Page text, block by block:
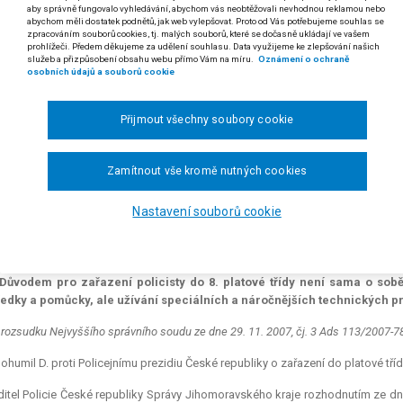
2007
č. 143/1992 Sb., o platu a odměně za pracovní pohotovost v
předpisů (v textu též "zákon o platu")
3 nařízení vlády č. 330/2003 Sb., o platových poměrech zaměstnanců ve
vlády č. 469/2002 Sb., kterým se stanoví katalog prací a
technických prostředků a pomůcek uvedených v 8.
službách a správě, se rozumí využívání speciálních
pro zařazení policisty do 8. platové třídy není sama o
a pomůcky, ale užívání speciálních a náročnějších technických
Nejvyššího správního soudu ze dne 29. 11. 2007, čj. 3 Ads 113/2007-
D. proti Policejnímu prezidiu České republiky o zařazení do platové
Policie České republiky Správy Jihomoravského kraje rozhodnutím ze
aby správně fungovalo vyhledávání, abychom vás neobtěžovali nevhodnou reklamou nebo
abychom měli dostatek podnětů, jak web vylepšovat. Proto od Vás potřebujeme souhlas se
zpracováním souborů cookies, tj. malých souborů, které se dočasně ukládají ve vašem
prohlížeči. Předem děkujeme za udělení souhlasu. Data využijeme ke zlepšování našich
služeb a přizpůsobení obsahu webu přímo Vám na míru.
Oznámení o ochraně
osobních údajů a souborů cookie
Nastavení souborů cookie
Zamítnout vše kromě nutných cookies
Přijmout všechny soubory cookie